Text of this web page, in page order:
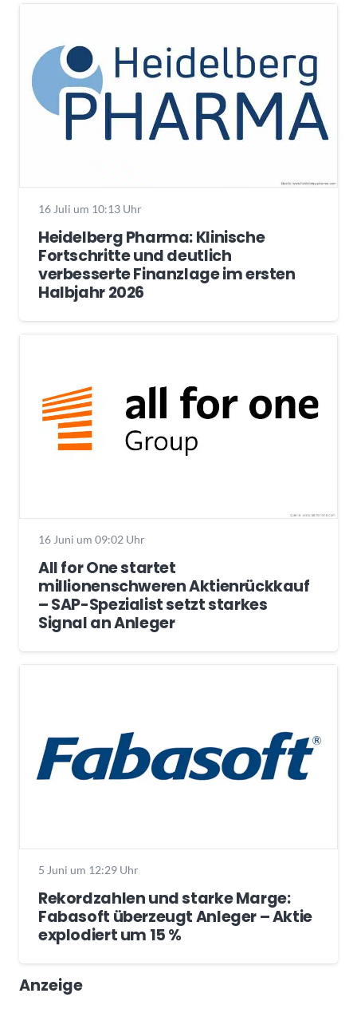
16 Juli um 10:13 Uhr
Heidelberg Pharma: Klinische
Fortschritte und deutlich
verbesserte Finanzlage im ersten
Halbjahr 2026
16 Juni um 09:02 Uhr
All for One startet
millionenschweren Aktienrückkauf
– SAP-Spezialist setzt starkes
Signal an Anleger
5 Juni um 12:29 Uhr
Rekordzahlen und starke Marge:
Fabasoft überzeugt Anleger – Aktie
explodiert um 15 %
Anzeige